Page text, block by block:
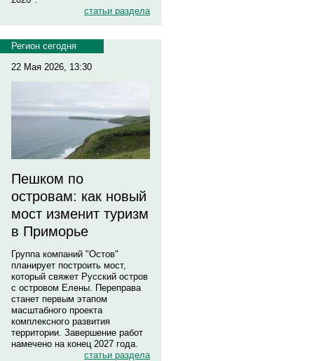
статьи раздела
Регион сегодня
22 Мая 2026, 13:30
Пешком по
островам: как новый
мост изменит туризм
в Приморье
Группа компаний "Остов"
планирует построить мост,
который свяжет Русский остров
с островом Елены. Переправа
станет первым этапом
масштабного проекта
комплексного развития
территории. Завершение работ
намечено на конец 2027 года.
статьи раздела